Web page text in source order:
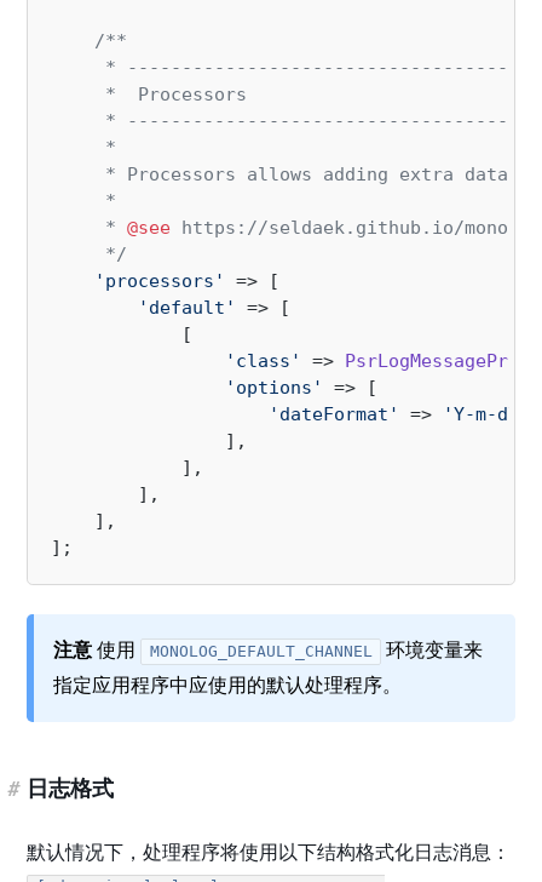
/**
*
     *  Processors
*
     *
* Processors allows adding extra data
     *
     *
@see https://seldaek.github.io/
     */
'processors'
=> [
'default'
=> [
            [
'class'
=>
'options'
=> [
'dateFormat'
=>
'Y-m-
                ],
            ],
        ],
    ],
注意 使用 MONOLOG_DEFAULT_CHANNEL
环境变量来
指定应用程序中应使用的默认处理程序。
# 日志格式
默认情况下，处理程序将使用以下结构格式化日志消息：